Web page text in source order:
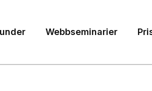
Webbseminarier